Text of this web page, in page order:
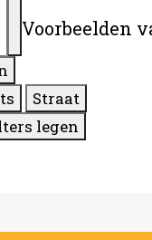
Voorbeelden
Straat
legen